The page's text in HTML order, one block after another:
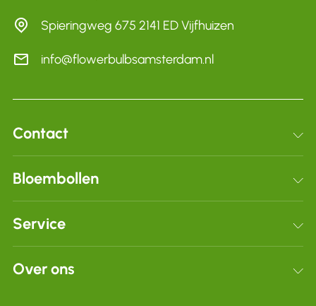
Bloembollen
Bloembollen
Dahlia’s
Voordeelpakketten
Service
Verzenden & retourneren
Over ons
Contact
Schrijf je in voor onze nieuwsbrief
Spieringweg 675 2141 ED Vijfhuizen
info@flowerbulbsamsterdam.nl